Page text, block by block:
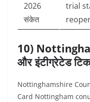
2026
संकेत
trial
10)
और इंटीग्रेटेड
Nottinghamshire
Card Nottingham